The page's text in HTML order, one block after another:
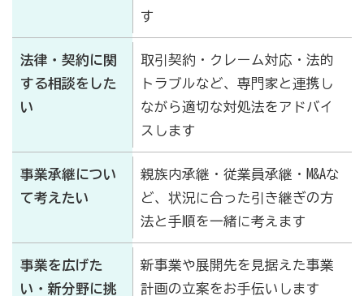
す
法律・契約に関
する相談をした
い
取引契約・クレーム対応・法的
トラブルなど、専門家と連携し
ながら適切な対処法をアドバイ
スします
事業承継につい
て考えたい
親族内承継・従業員承継・M&Aな
ど、状況に合った引き継ぎの方
法と手順を一緒に考えます
事業を広げた
い・新分野に挑
新事業や展開先を見据えた事業
計画の立案をお手伝いします